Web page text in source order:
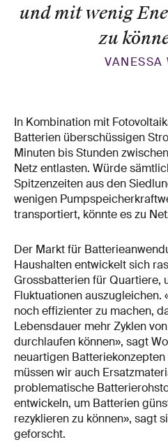
und mit wenig
zu
VANESSA
In Kombination mit
Batterien überschüssigen
Minuten bis Stunden
Netz entlasten. Würde
Spitzenzeiten aus den
wenigen
transportiert, könnte es zu
Der Markt für
Haushalten entwickelt sich
Grossbatterien für Quartiere,
Fluktuationen auszugleichen.
noch effizienter zu machen,
Lebensdauer mehr Zyklen
durchlaufen können», sagt
neuartigen
müssen wir auch
problematische
entwickeln, um Batterien
rezyklieren zu können», sagt
geforscht.